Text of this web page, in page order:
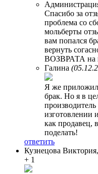
Спасибо за
проблема со
мольберты
вам попался
вернуть
ВОЗВРАТА на
Галина
Я же
брак. Но я в
изготовлении
как продавец,
поделать!
ответить
Кузнецова Виктория
+ 1